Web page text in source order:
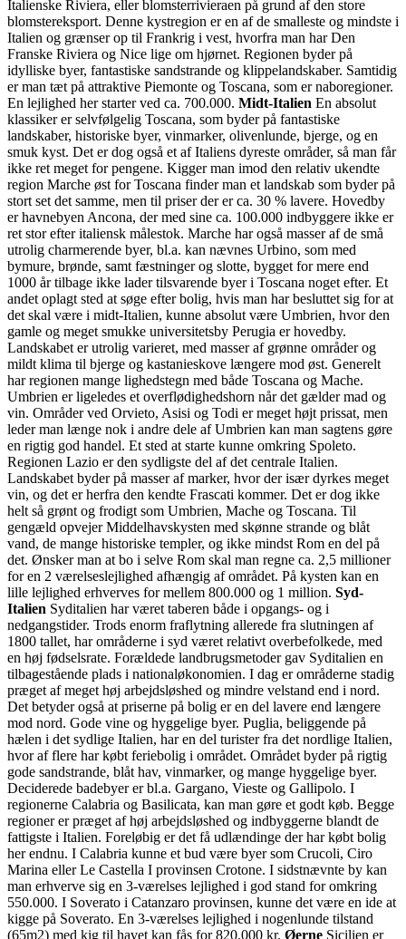
Italienske Riviera, eller blomsterrivieraen på grund af den store
blomstereksport. Denne kystregion er en af de smalleste og mindste i
Italien og grænser op til Frankrig i vest, hvorfra man har Den
Franske Riviera og Nice lige om hjørnet. Regionen byder på
idylliske byer, fantastiske sandstrande og klippelandskaber. Samtidig
er man tæt på attraktive Piemonte og Toscana, som er naboregioner.
En lejlighed her starter ved ca. 700.000. Midt-Italien En absolut
klassiker er selvfølgelig Toscana, som byder på fantastiske
landskaber, historiske byer, vinmarker, olivenlunde, bjerge, og en
smuk kyst. Det er dog også et af Italiens dyreste områder, så man får
ikke ret meget for pengene. Kigger man imod den relativ ukendte
region Marche øst for Toscana finder man et landskab som byder på
stort set det samme, men til priser der er ca. 30 % lavere. Hovedby
er havnebyen Ancona, der med sine ca. 100.000 indbyggere ikke er
ret stor efter italiensk målestok. Marche har også masser af de små
utrolig charmerende byer, bl.a. kan nævnes Urbino, som med
bymure, brønde, samt fæstninger og slotte, bygget for mere end
1000 år tilbage ikke lader tilsvarende byer i Toscana noget efter. Et
andet oplagt sted at søge efter bolig, hvis man har besluttet sig for at
det skal være i midt-Italien, kunne absolut være Umbrien, hvor den
gamle og meget smukke universitetsby Perugia er hovedby.
Landskabet er utrolig varieret, med masser af grønne områder og
mildt klima til bjerge og kastanieskove længere mod øst. Generelt
har regionen mange lighedstegn med både Toscana og Mache.
Umbrien er ligeledes et overflødighedshorn når det gælder mad og
vin. Områder ved Orvieto, Asisi og Todi er meget højt prissat, men
leder man længe nok i andre dele af Umbrien kan man sagtens gøre
en rigtig god handel. Et sted at starte kunne omkring Spoleto.
Regionen Lazio er den sydligste del af det centrale Italien.
Landskabet byder på masser af marker, hvor der især dyrkes meget
vin, og det er herfra den kendte Frascati kommer. Det er dog ikke
helt så grønt og frodigt som Umbrien, Mache og Toscana. Til
gengæld opvejer Middelhavskysten med skønne strande og blåt
vand, de mange historiske templer, og ikke mindst Rom en del på
det. Ønsker man at bo i selve Rom skal man regne ca. 2,5 millioner
for en 2 værelseslejlighed afhængig af området. På kysten kan en
lille lejlighed erhverves for mellem 800.000 og 1 million. Syd-
Italien Syditalien har været taberen både i opgangs- og i
nedgangstider. Trods enorm fraflytning allerede fra slutningen af
1800 tallet, har områderne i syd været relativt overbefolkede, med
en høj fødselsrate. Forældede landbrugsmetoder gav Syditalien en
tilbagestående plads i nationaløkonomien. I dag er områderne stadig
præget af meget høj arbejdsløshed og mindre velstand end i nord.
Det betyder også at priserne på bolig er en del lavere end længere
mod nord. Gode vine og hyggelige byer. Puglia, beliggende på
hælen i det sydlige Italien, har en del turister fra det nordlige Italien,
hvor af flere har købt feriebolig i området. Området byder på rigtig
gode sandstrande, blåt hav, vinmarker, og mange hyggelige byer.
Deciderede badebyer er bl.a. Gargano, Vieste og Gallipolo. I
regionerne Calabria og Basilicata, kan man gøre et godt køb. Begge
regioner er præget af høj arbejdsløshed og indbyggerne blandt de
fattigste i Italien. Foreløbig er det få udlændinge der har købt bolig
her endnu. I Calabria kunne et bud være byer som Crucoli, Ciro
Marina eller Le Castella I provinsen Crotone. I sidstnævnte by kan
man erhverve sig en 3-værelses lejlighed i god stand for omkring
550.000. I Soverato i Catanzaro provinsen, kunne det være en ide at
kigge på Soverato. En 3-værelses lejlighed i nogenlunde tilstand
(65m2) med kig til havet kan fås for 820.000 kr. Øerne Sicilien er